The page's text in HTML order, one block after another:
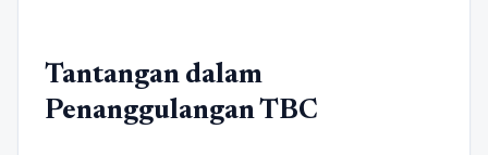
Tantangan dalam
Penanggulangan TBC